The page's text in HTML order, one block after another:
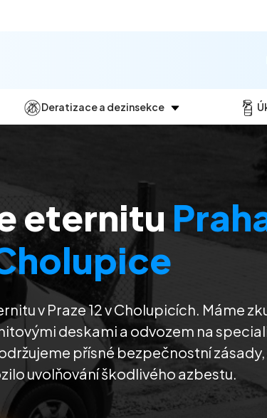
prostor
Deratizace a dezinsekce
Dezinsekce
eternitu
v Praze 12 v Cholupicích. Máme
deskami a odvozem na
přísné bezpečnostní zásady,
uvolňování škodlivého azbestu.